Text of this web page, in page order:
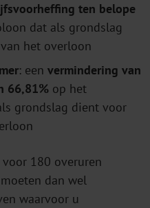
ten belope
dat als grondslag
het overloon
: een vermindering van
66,81% op het
grondslag dient voor
180 overuren
dan wel
waarvoor u